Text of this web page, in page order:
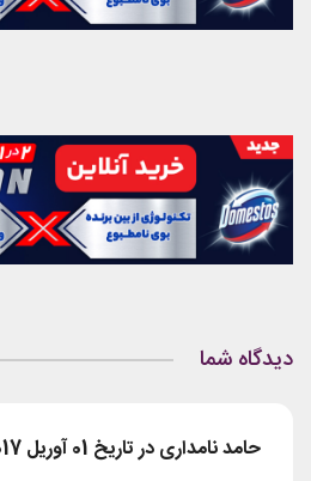
دیدگاه شما
حامد نامداری در تاریخ 01 آوریل 2017